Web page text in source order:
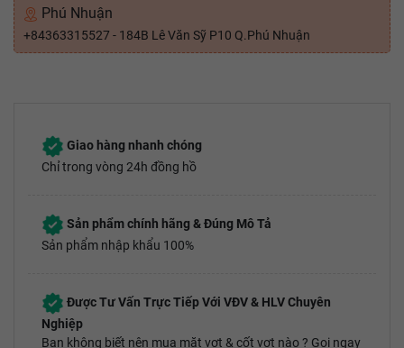
Phú Nhuận
+84363315527 - 184B Lê Văn Sỹ P10 Q.Phú Nhuận
Giao hàng nhanh chóng
Chỉ trong vòng 24h đồng hồ
Sản phẩm chính hãng & Đúng Mô Tả
Sản phẩm nhập khẩu 100%
Được Tư Vấn Trực Tiếp Với VĐV & HLV Chuyên
Nghiệp
Bạn không biết nên mua mặt vợt & cốt vợt nào ? Gọi ngay